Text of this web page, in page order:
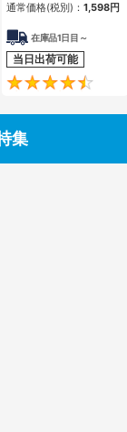
4.5
通常価格(税別)： 1,598円
在庫品1日目～
当日出荷可能
集